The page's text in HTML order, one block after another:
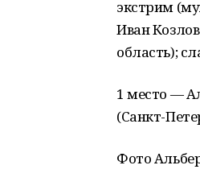
экстрим
Иван
область);
1 место —
(Санкт-
Фото